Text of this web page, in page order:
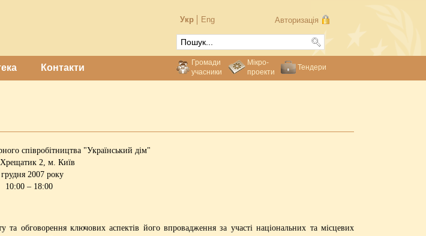
Укр Eng Авторизація
Контакти
Громади
учасники
Мікро-
проекти
Тендери
співробітництва "Український дім"
2, м. Київ
2007 року
10:00 – 18:00
та обговорення ключових аспектів його впровадження за участі національних та місцевих